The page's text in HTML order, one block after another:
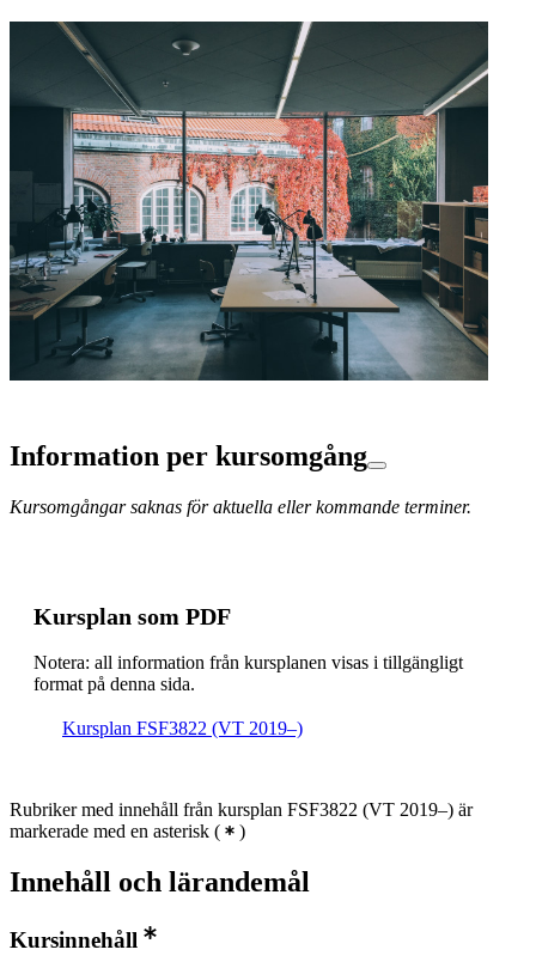
Information per kursomgång
Kursomgångar saknas för aktuella eller kommande terminer.
Kursplan som PDF
Notera: all information från kursplanen visas i tillgängligt
format på denna sida.
Kursplan FSF3822 (VT 2019–)
Rubriker med innehåll från kursplan FSF3822 (VT 2019–) är
markerade med en asterisk ( )
Innehåll och lärandemål
Kursinnehåll